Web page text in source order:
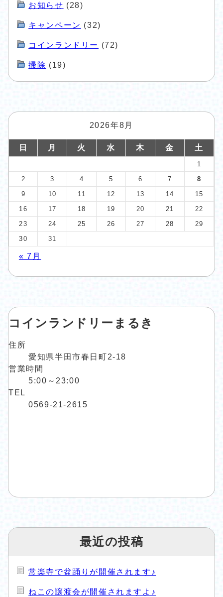
お知らせ (28)
キャンペーン (32)
コインランドリー (72)
掃除 (19)
2026年8月
日 月 火 水 木 金 土
1
2
3 4 5 6 7
8
9
10 11 12 13 14
15
16
17 18 19 20 21
22
23
24 25 26 27 28
29
30
31
« 7月
コインランドリーまるき
住所
愛知県半田市春日町2-18
営業時間
5:00～23:00
TEL
0569-21-2615
最近の投稿
常楽寺で盆踊りが開催されます♪
ねこの譲渡会が開催されますよ♪